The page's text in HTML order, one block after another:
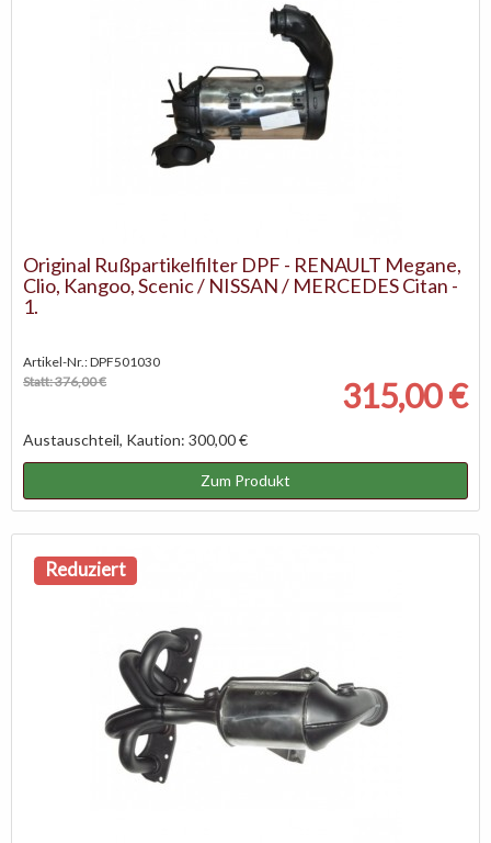
Original Rußpartikelfilter DPF - RENAULT Megane,
Clio, Kangoo, Scenic / NISSAN / MERCEDES Citan -
1.
Artikel-Nr.: DPF501030
Statt: 376,00 €
315,00 €
Austauschteil, Kaution: 300,00 €
Zum Produkt
Reduziert